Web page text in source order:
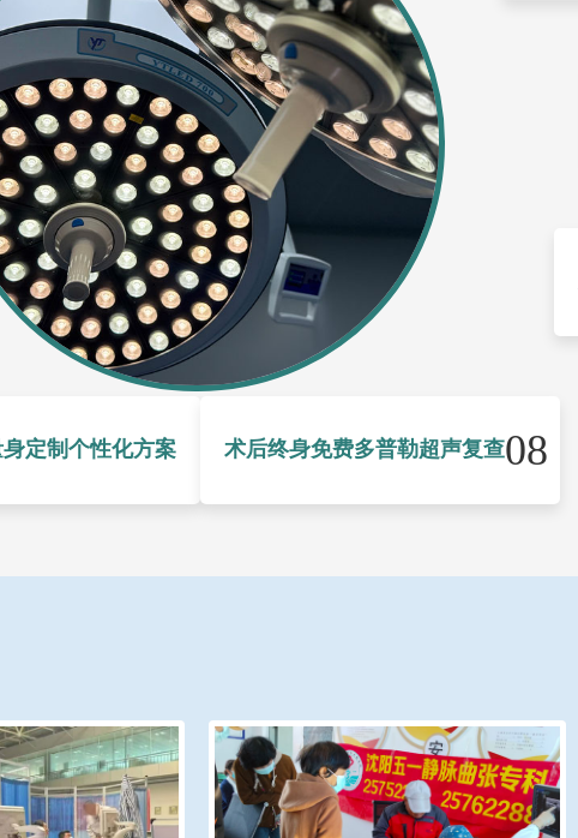
定制个性化方案 08
术后终身免费多普勒超声复查